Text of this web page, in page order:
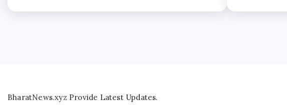
BharatNews.xyz Provide Latest Updates.